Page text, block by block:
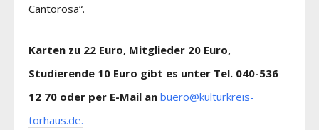
Cantorosa“.
Karten zu 22 Euro, Mitglieder 20 Euro,
Studierende 10 Euro gibt es unter Tel. 040-536
12 70 oder per E-Mail an buero@kulturkreis-
torhaus.de.